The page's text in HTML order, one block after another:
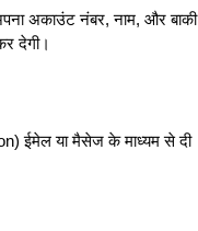
अकाउंट नंबर, नाम, और बाकी
देगी।
ईमेल या मैसेज के माध्यम से दी